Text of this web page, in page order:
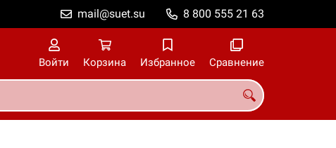
8 800 555 21 63
mail@suet.su
Войти Корзина Избранное Сравнение